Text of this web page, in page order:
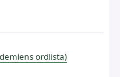
ordlista)